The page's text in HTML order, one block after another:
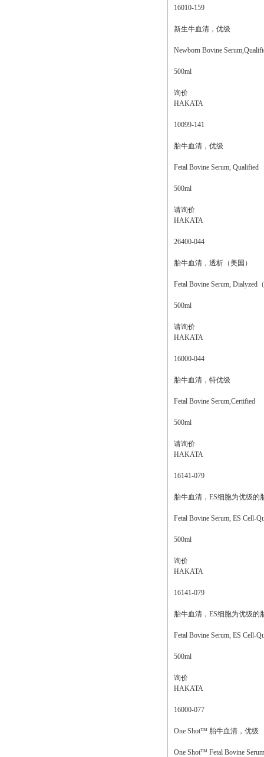
16010-159
新生牛血清，优级
Newborn Bovine
500ml
询价
HAKATA
10099-141
胎牛血清，优级
Fetal Bovine Serum, Qualified
500ml
请询价
HAKATA
26400-044
胎牛血清，透析（美国）
Fetal Bovine Serum, Dialyzed
500ml
请询价
HAKATA
16000-044
胎牛血清，特优级
Fetal Bovine Serum,Certified
500ml
请询价
HAKATA
16141-079
胎牛血清，ES细胞为优级的
Fetal Bovine Serum, ES Cell-
500ml
询价
HAKATA
16141-079
胎牛血清，ES细胞为优级的
Fetal Bovine Serum, ES Cell-
500ml
询价
HAKATA
16000-077
One Shot™ 胎牛血清，优级
One Shot™ Fetal Bovine